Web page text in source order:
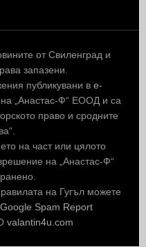
от Свиленград и
запазени.
публикувани в e-
на „Анастас-Ф“ ЕООД и са
право и сродните
на част или цялото
на „Анастас-Ф“
на Гугъл можете
Google Spam Report
valantin4u.com